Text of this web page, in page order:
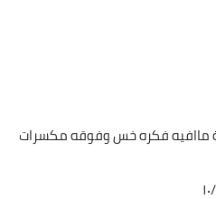
ماافيه فكره خس وفوقه مكسرات